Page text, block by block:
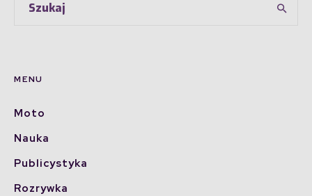
MENU
Moto
Nauka
Publicystyka
Rozrywka